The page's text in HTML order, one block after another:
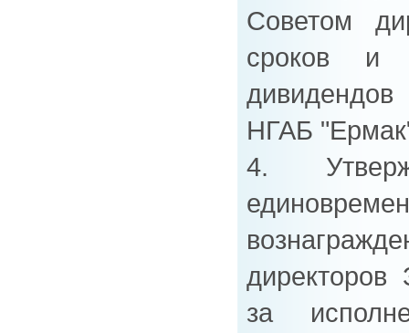
Советом
сроков и
НГАБ
4.
за